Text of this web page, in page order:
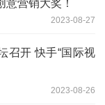
营销大奖！
2023-08-27
召开 快手“国际视
2023-08-26